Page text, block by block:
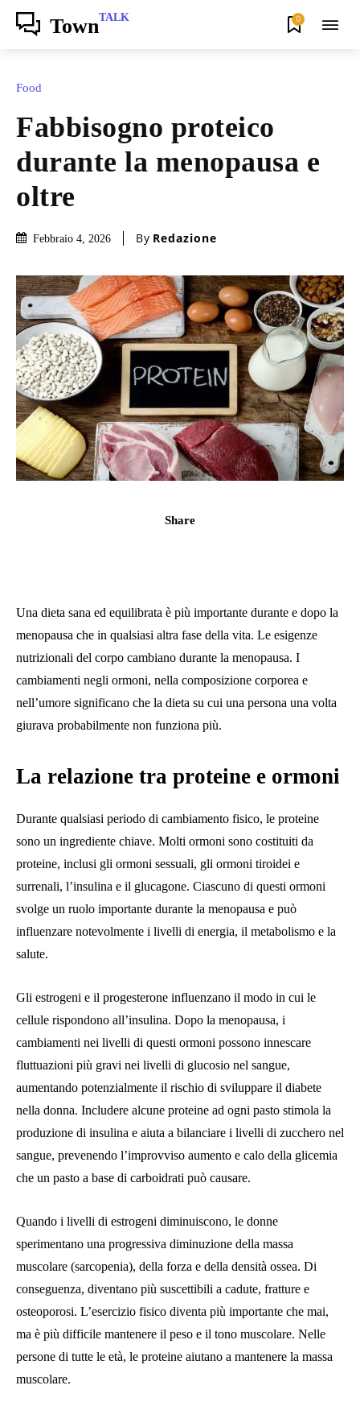
TownTALK 0
Food
Fabbisogno proteico
durante la menopausa e
oltre
Febbraio 4, 2026 By Redazione
Share
Una dieta sana ed equilibrata è più importante durante e dopo la
menopausa che in qualsiasi altra fase della vita. Le esigenze
nutrizionali del corpo cambiano durante la menopausa. I
cambiamenti negli ormoni, nella composizione corporea e
nell’umore significano che la dieta su cui una persona una volta
giurava probabilmente non funziona più.
La relazione tra proteine ​​e ormoni
Durante qualsiasi periodo di cambiamento fisico, le proteine ​​
sono un ingrediente chiave. Molti ormoni sono costituiti da
proteine, inclusi gli ormoni sessuali, gli ormoni tiroidei e
surrenali, l’insulina e il glucagone. Ciascuno di questi ormoni
svolge un ruolo importante durante la menopausa e può
influenzare notevolmente i livelli di energia, il metabolismo e la
salute.
Gli estrogeni e il progesterone influenzano il modo in cui le
cellule rispondono all’insulina. Dopo la menopausa, i
cambiamenti nei livelli di questi ormoni possono innescare
fluttuazioni più gravi nei livelli di glucosio nel sangue,
aumentando potenzialmente il rischio di sviluppare il diabete
nella donna. Includere alcune proteine ​​ad ogni pasto stimola la
produzione di insulina e aiuta a bilanciare i livelli di zucchero nel
sangue, prevenendo l’improvviso aumento e calo della glicemia
che un pasto a base di carboidrati può causare.
Quando i livelli di estrogeni diminuiscono, le donne
sperimentano una progressiva diminuzione della massa
muscolare (sarcopenia), della forza e della densità ossea. Di
conseguenza, diventano più suscettibili a cadute, fratture e
osteoporosi. L’esercizio fisico diventa più importante che mai,
ma è più difficile mantenere il peso e il tono muscolare. Nelle
persone di tutte le età, le proteine ​​aiutano a mantenere la massa
muscolare.